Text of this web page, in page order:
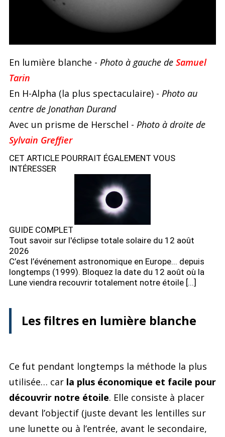
En lumière blanche - Photo à gauche de Samuel
Tarin
En H-Alpha (la plus spectaculaire) - Photo au
centre de Jonathan Durand
Avec un prisme de Herschel - Photo à droite de
Sylvain Greffier
CET ARTICLE POURRAIT ÉGALEMENT VOUS
INTÉRESSER
GUIDE COMPLET
Tout savoir sur l'éclipse totale solaire du 12 août
2026
C’est l’événement astronomique en Europe... depuis
longtemps (1999). Bloquez la date du 12 août où la
Lune viendra recouvrir totalement notre étoile [...]
Les filtres en lumière blanche
Ce fut pendant longtemps la méthode la plus
utilisée… car la plus économique et facile pour
découvrir notre étoile. Elle consiste à placer
devant l’objectif (juste devant les lentilles sur
une lunette ou à l’entrée, avant le secondaire,